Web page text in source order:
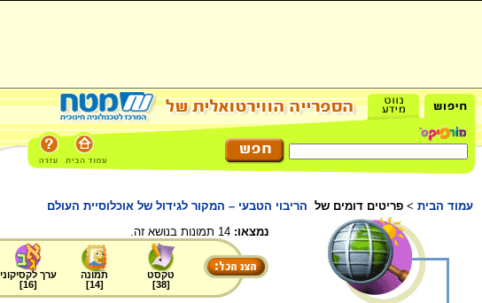
עמוד הבית > פריטים דומים של הריבוי הטבעי – המקור לגידול של אוכלוסיית העולם
נמצאו:
טקסט
[
38
]
תמונה
[
14
]
ערך לקסיקוני
[
16
]